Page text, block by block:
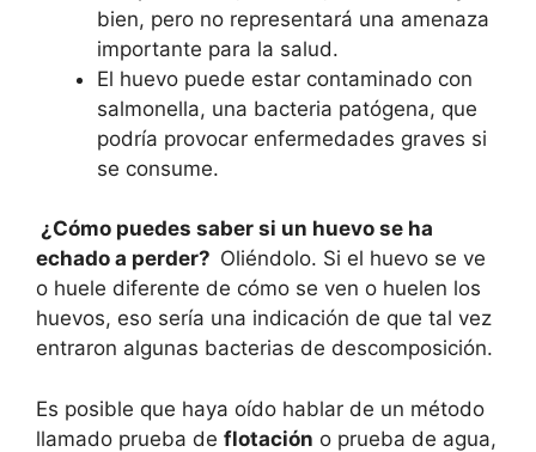
bien, pero no representará una amenaza
importante para la salud.
El huevo puede estar contaminado con
salmonella, una bacteria patógena, que
podría provocar enfermedades graves si
se consume.
¿Cómo puedes saber si un huevo se ha
echado a perder? Oliéndolo. Si el huevo se ve
o huele diferente de cómo se ven o huelen los
huevos, eso sería una indicación de que tal vez
entraron algunas bacterias de descomposición.
Es posible que haya oído hablar de un método
llamado prueba de flotación o prueba de agua,